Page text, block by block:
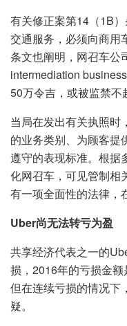
有关修正案第14（1B
交通服务，必须向商用
条文也阐明，网召车公
intermediation
50万令吉，或被监禁不
当局在发出有关执照时
的业务类别、为顾客提
遵守的表现标准。根据
化网召车，可见管制相
有一项全面性的法律，
Uber尚无法转亏为盈
共享经济代表之一的
损，2016年的亏损金额
但在连续亏损的情况下
疑。